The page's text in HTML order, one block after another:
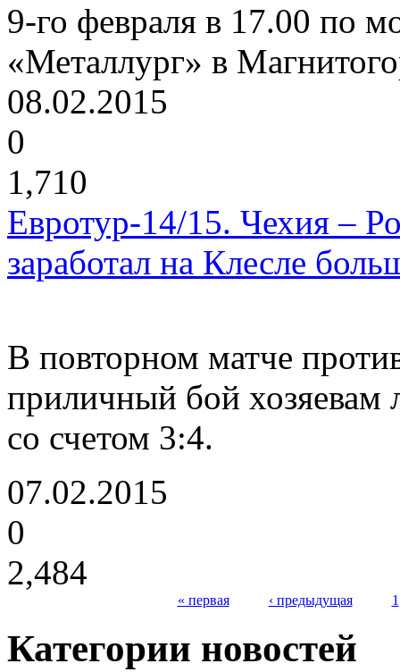
9-го февраля в 17.00 по
«Металлург» в
08.02.2015
0
1,710
Евротур-14/15. Чехия –
заработал на Клесле
В повторном матче
приличный бой хозяевам
со счетом 3:4.
07.02.2015
0
2,484
« первая ‹ предыдущая 1
Категории новостей